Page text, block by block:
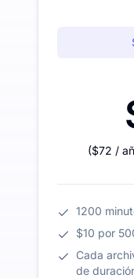
($72 /
1200
$10 por
Cada
de